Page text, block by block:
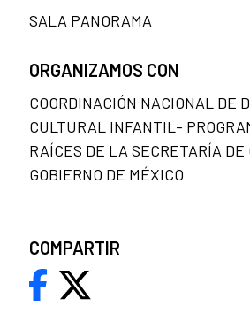
SALA PANORAMA
ORGANIZAMOS CON
COORDINACIÓN NACIONAL DE
CULTURAL INFANTIL-
RAÍCES DE LA SECRETARÍA
GOBIERNO DE MÉXICO
COMPARTIR